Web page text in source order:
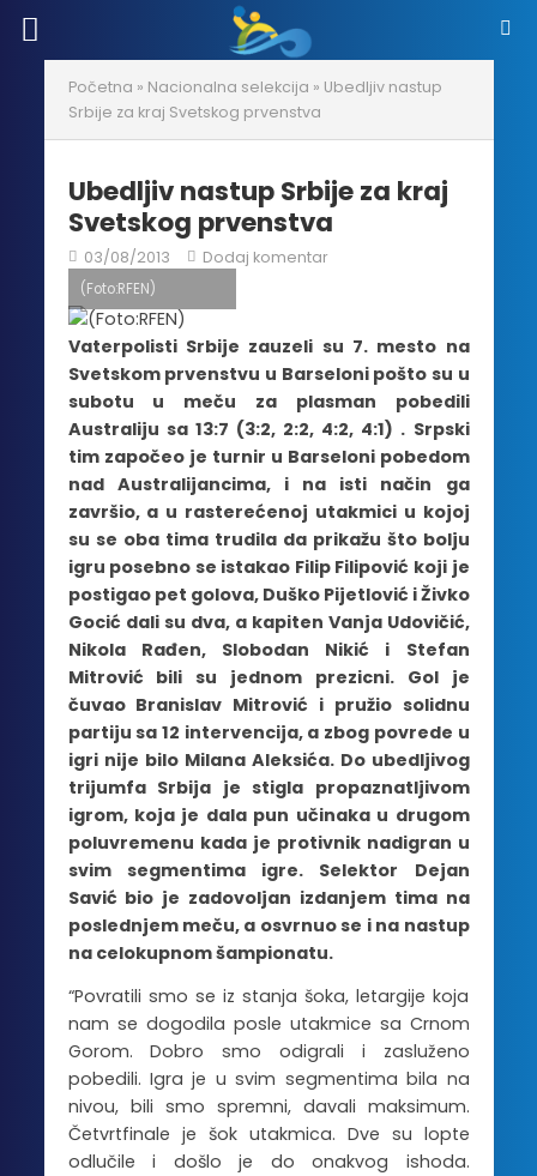
Početna » Nacionalna selekcija » Ubedljiv nastup
Srbije za kraj Svetskog prvenstva
Ubedljiv nastup Srbije za kraj
Svetskog prvenstva
03/08/2013 Dodaj komentar
(Foto:RFEN)
Vaterpolisti Srbije zauzeli su 7. mesto na
Svetskom prvenstvu u Barseloni pošto su u
subotu u meču za plasman pobedili
Australiju sa 13:7 (3:2, 2:2, 4:2, 4:1) . Srpski
tim započeo je turnir u Barseloni pobedom
nad Australijancima, i na isti način ga
završio, a u rasterećenoj utakmici u kojoj
su se oba tima trudila da prikažu što bolju
igru posebno se istakao Filip Filipović koji je
postigao pet golova, Duško Pijetlović i Živko
Gocić dali su dva, a kapiten Vanja Udovičić,
Nikola Rađen, Slobodan Nikić i Stefan
Mitrović bili su jednom prezicni. Gol je
čuvao Branislav Mitrović i pružio solidnu
partiju sa 12 intervencija, a zbog povrede u
igri nije bilo Milana Aleksića. Do ubedljivog
trijumfa Srbija je stigla propaznatljivom
igrom, koja je dala pun učinaka u drugom
poluvremenu kada je protivnik nadigran u
svim segmentima igre. Selektor Dejan
Savić bio je zadovoljan izdanjem tima na
poslednjem meču, a osvrnuo se i na nastup
na celokupnom šampionatu.
“Povratili smo se iz stanja šoka, letargije koja
nam se dogodila posle utakmice sa Crnom
Gorom. Dobro smo odigrali i zasluženo
pobedili. Igra je u svim segmentima bila na
nivou, bili smo spremni, davali maksimum.
Četvrtfinale je šok utakmica. Dve su lopte
odlučile i došlo je do onakvog ishoda.